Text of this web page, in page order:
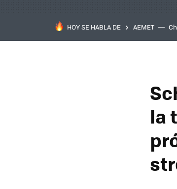
HOY SE HABLA DE AEMET
la